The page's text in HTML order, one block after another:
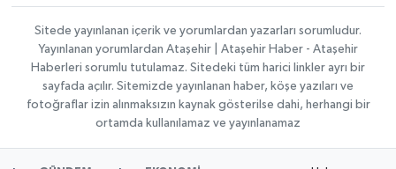
Sitede yayınlanan içerik ve yorumlardan yazarları sorumludur.
Yayınlanan yorumlardan Ataşehir | Ataşehir Haber - Ataşehir
Haberleri sorumlu tutulamaz. Sitedeki tüm harici linkler ayrı bir
sayfada açılır. Sitemizde yayınlanan haber, köşe yazıları ve
fotoğraflar izin alınmaksızın kaynak gösterilse dahi, herhangi bir
ortamda kullanılamaz ve yayınlanamaz